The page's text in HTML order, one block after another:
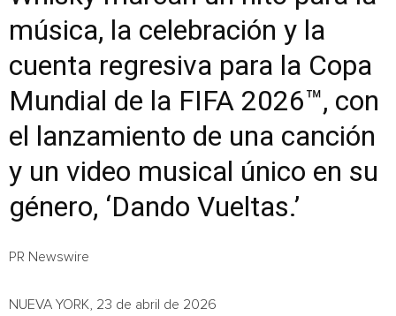
música, la celebración y la
cuenta regresiva para la Copa
Mundial de la FIFA 2026™, con
el lanzamiento de una canción
y un video musical único en su
género, ‘Dando Vueltas.’
PR Newswire
NUEVA YORK, 23 de abril de 2026